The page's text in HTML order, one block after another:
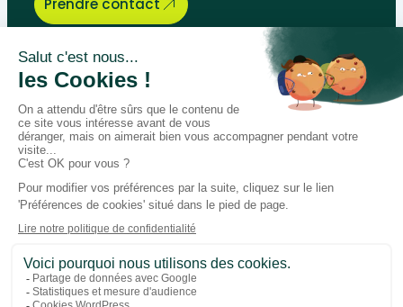
Prendre contact
Bégénat
Niveau d’enseignement
Actualités
Politique de retour
Paiement 100% sécurisé
Suivez-nous sur les réseaux
FacebookInstagram